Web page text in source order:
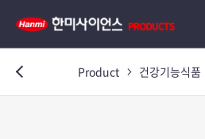
Product 건강기능식품
이전